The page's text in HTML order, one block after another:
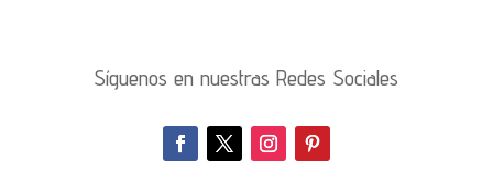
Síguenos en nuestras Redes Sociales